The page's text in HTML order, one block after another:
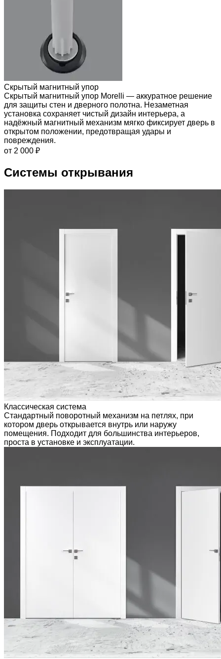
Скрытый магнитный упор
Скрытый магнитный упор Morelli — аккуратное решение
для защиты стен и дверного полотна. Незаметная
установка сохраняет чистый дизайн интерьера, а
надёжный магнитный механизм мягко фиксирует дверь в
открытом положении, предотвращая удары и
повреждения.
от 2 000 ₽
Системы открывания
Классическая система
Стандартный поворотный механизм на петлях, при
котором дверь открывается внутрь или наружу
помещения. Подходит для большинства интерьеров,
проста в установке и эксплуатации.